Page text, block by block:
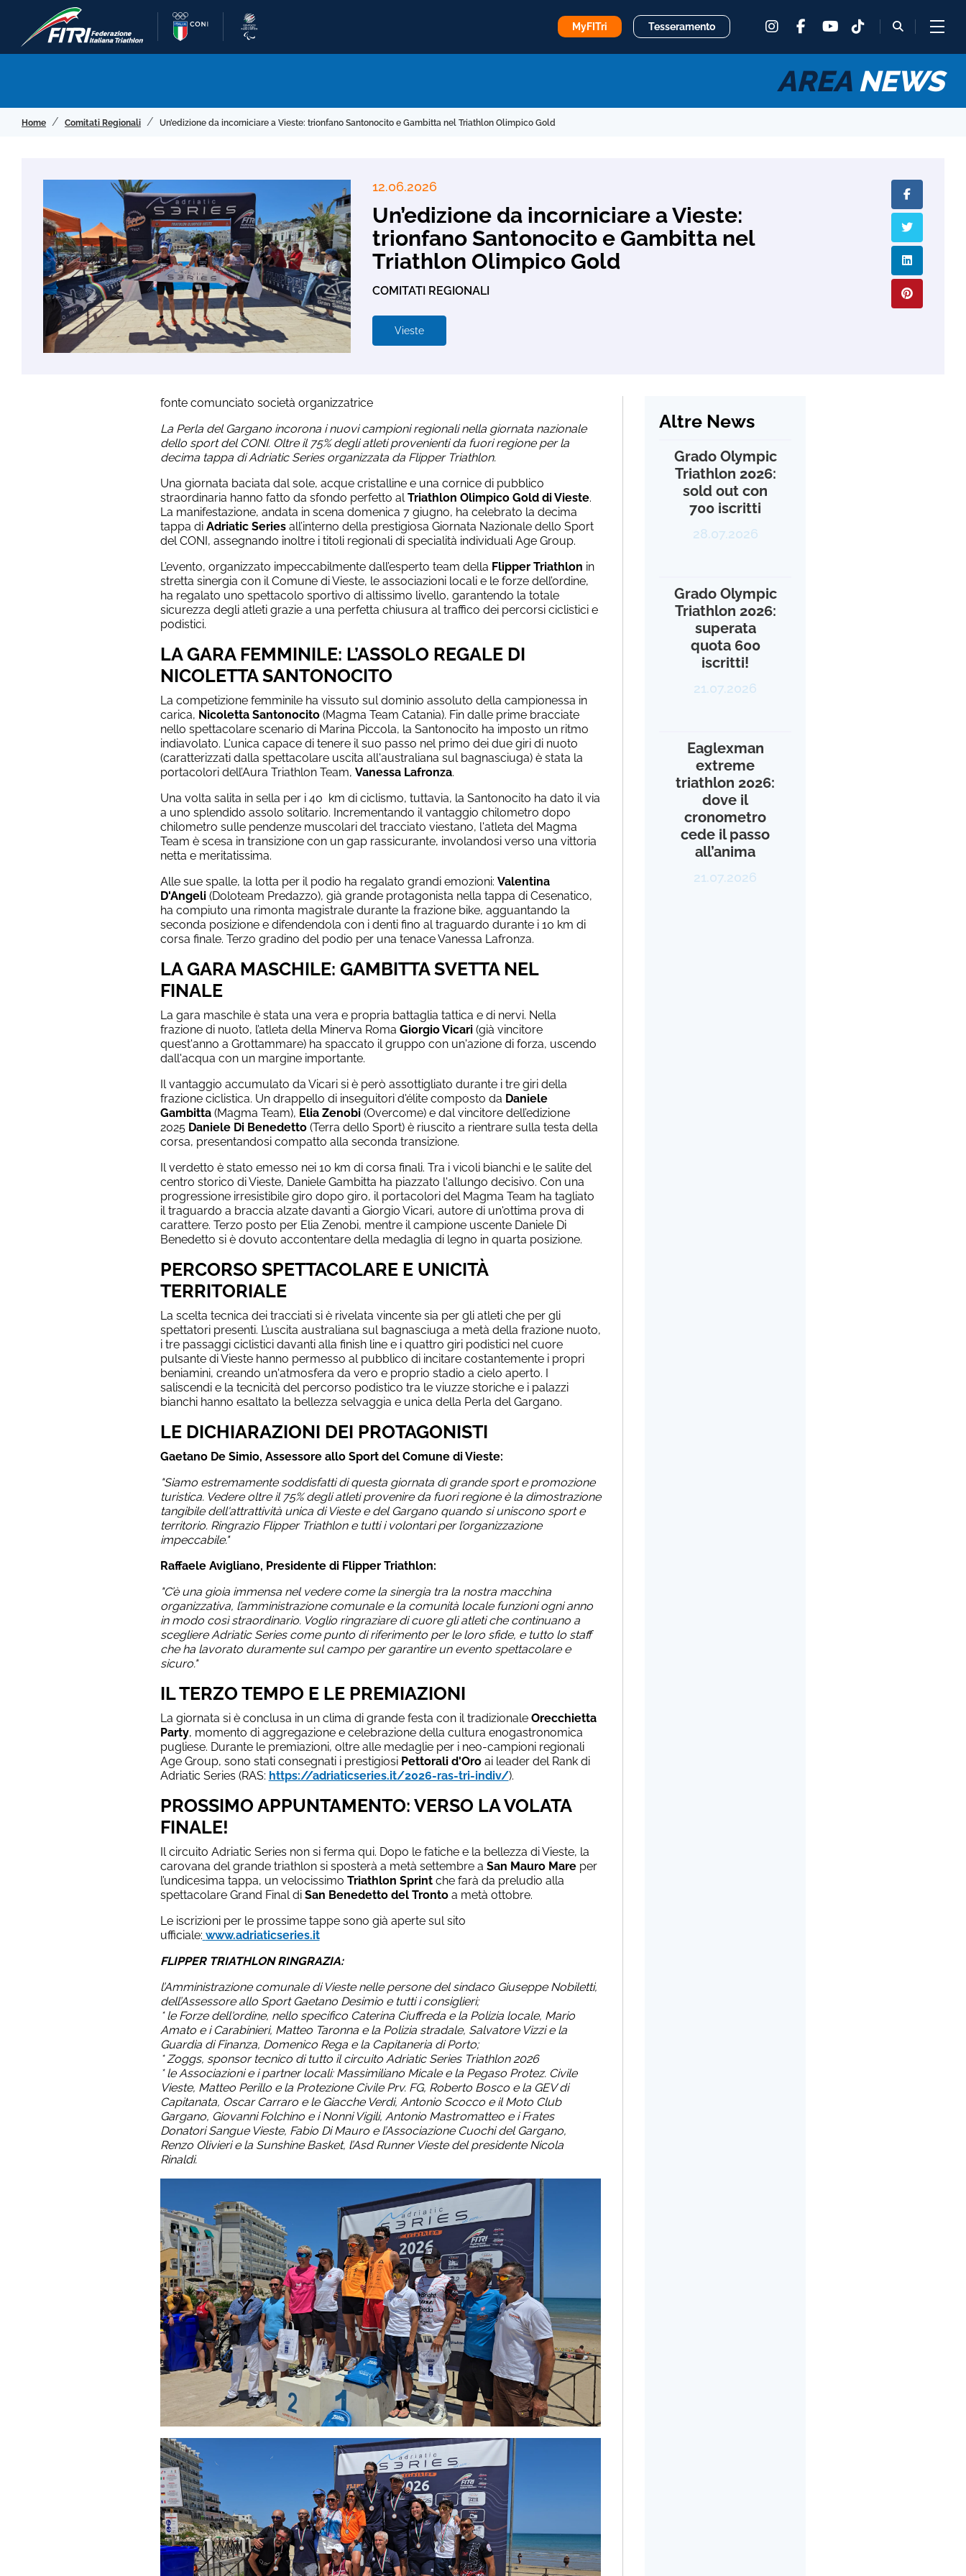
MyFITri Tesseramento instagram
facebooktiktok
glass
AREA NEWS
Home Comitati Regionali Un’edizione da incorniciare a Vieste: trionfano Santonocito e Gambitta nel Triathlon Olimpico Gold
12.06.2026
Un’edizione da incorniciare a Vieste:
trionfano Santonocito e Gambitta nel
Triathlon Olimpico Gold
COMITATI REGIONALI
Vieste
fonte comunciato società organizzatrice
La Perla del Gargano incorona i nuovi campioni regionali nella giornata nazionale
dello sport del CONI. Oltre il 75% degli atleti provenienti da fuori regione per la
decima tappa di Adriatic Series organizzata da Flipper Triathlon.
Una giornata baciata dal sole, acque cristalline e una cornice di pubblico
straordinaria hanno fatto da sfondo perfetto alTriathlon Olimpico Gold di Vieste.
La manifestazione, andata in scena domenica 7 giugno, ha celebrato la decima
tappa di Adriatic Seriesall’interno della prestigiosa Giornata Nazionale dello Sport
del CONI, assegnando inoltre i titoli regionali di specialità individuali Age Group.
L’evento, organizzato impeccabilmente dall’esperto team della Flipper Triathlon in
stretta sinergia con il Comune di Vieste, le associazioni locali e le forze dell’ordine,
ha regalato uno spettacolo sportivo di altissimo livello, garantendo la totale
sicurezza degli atleti grazie a una perfetta chiusura al traffico dei percorsi ciclistici e
podistici.
LA GARA FEMMINILE: L’ASSOLO REGALE DI
NICOLETTA SANTONOCITO
La competizione femminile ha vissuto sul dominio assoluto della campionessa in
carica, Nicoletta Santonocito(Magma Team Catania). Fin dalle prime bracciate
nello spettacolare scenario di Marina Piccola, la Santonocito ha imposto un ritmo
indiavolato. L'unica capace di tenere il suo passo nel primo dei due giri di nuoto
(caratterizzati dalla spettacolare uscita all'australiana sul bagnasciuga) è stata la
portacolori dell’Aura Triathlon Team, Vanessa Lafronza.
Una volta salita in sella per i 40 km di ciclismo, tuttavia, la Santonocito ha dato il via
a uno splendido assolo solitario. Incrementando il vantaggio chilometro dopo
chilometro sulle pendenze muscolari del tracciato viestano, l'atleta del Magma
Team è scesa in transizione con un gap rassicurante, involandosi verso una vittoria
netta e meritatissima.
Alle sue spalle, la lotta per il podio ha regalato grandi emozioni: Valentina
D'Angeli(Doloteam Predazzo), già grande protagonista nella tappa di Cesenatico,
ha compiuto una rimonta magistrale durante la frazione bike, agguantando la
seconda posizione e difendendola con i denti fino al traguardo durante i 10 km di
corsa finale. Terzo gradino del podio per una tenace Vanessa Lafronza.
LA GARA MASCHILE: GAMBITTA SVETTA NEL
FINALE
La gara maschile è stata una vera e propria battaglia tattica e di nervi. Nella
frazione di nuoto, l’atleta della Minerva Roma Giorgio Vicari(già vincitore
quest'anno a Grottammare) ha spaccato il gruppo con un'azione di forza, uscendo
dall'acqua con un margine importante.
Il vantaggio accumulato da Vicari si è però assottigliato durante i tre giri della
frazione ciclistica. Un drappello di inseguitori d'élite composto da Daniele
Gambitta(Magma Team), Elia Zenobi(Overcome) e dal vincitore dell’edizione
2025 Daniele Di Benedetto(Terra dello Sport) è riuscito a rientrare sulla testa della
corsa, presentandosi compatto alla seconda transizione.
Il verdetto è stato emesso nei 10 km di corsa finali. Tra i vicoli bianchi e le salite del
centro storico di Vieste, Daniele Gambitta ha piazzato l'allungo decisivo. Con una
progressione irresistibile giro dopo giro, il portacolori del Magma Team ha tagliato
il traguardo a braccia alzate davanti a Giorgio Vicari, autore di un'ottima prova di
carattere. Terzo posto per Elia Zenobi, mentre il campione uscente Daniele Di
Benedetto si è dovuto accontentare della medaglia di legno in quarta posizione.
PERCORSO SPETTACOLARE E UNICITÀ
TERRITORIALE
La scelta tecnica dei tracciati si è rivelata vincente sia per gli atleti che per gli
spettatori presenti. L’uscita australiana sul bagnasciuga a metà della frazione nuoto,
i tre passaggi ciclistici davanti alla finish line e i quattro giri podistici nel cuore
pulsante di Vieste hanno permesso al pubblico di incitare costantemente i propri
beniamini, creando un'atmosfera da vero e proprio stadio a cielo aperto. I
saliscendi e la tecnicità del percorso podistico tra le viuzze storiche e i palazzi
bianchi hanno esaltato la bellezza selvaggia e unica della Perla del Gargano.
LE DICHIARAZIONI DEI PROTAGONISTI
Gaetano De Simio, Assessore allo Sport del Comune di Vieste:
"Siamo estremamente soddisfatti di questa giornata di grande sport e promozione
turistica. Vedere oltre il 75% degli atleti provenire da fuori regione è la dimostrazione
tangibile dell'attrattività unica di Vieste e del Gargano quando si uniscono sport e
territorio. Ringrazio Flipper Triathlon e tutti i volontari per l’organizzazione
impeccabile."
Raffaele Avigliano, Presidente di Flipper Triathlon:
"C’è una gioia immensa nel vedere come la sinergia tra la nostra macchina
organizzativa, l’amministrazione comunale e la comunità locale funzioni ogni anno
in modo così straordinario. Voglio ringraziare di cuore gli atleti che continuano a
scegliere Adriatic Series come punto di riferimento per le loro sfide, e tutto lo staff
che ha lavorato duramente sul campo per garantire un evento spettacolare e
sicuro."
IL TERZO TEMPO E LE PREMIAZIONI
La giornata si è conclusa in un clima di grande festa con il tradizionale Orecchietta
Party, momento di aggregazione e celebrazione della cultura enogastronomica
pugliese. Durante le premiazioni, oltre alle medaglie per i neo-campioni regionali
Age Group, sono stati consegnati i prestigiosi Pettorali d'Oroai leader del Rank di
Adriatic Series (RAS: https://adriaticseries.it/2026-ras-tri-indiv/).
PROSSIMO APPUNTAMENTO: VERSO LA VOLATA
FINALE!
Il circuito Adriatic Series non si ferma qui. Dopo le fatiche e la bellezza di Vieste, la
carovana del grande triathlon si sposterà a metà settembre a San Mauro Mareper
l’undicesima tappa, un velocissimo Triathlon Sprintche farà da preludio alla
spettacolare Grand Final di San Benedetto del Trontoa metà ottobre.
Le iscrizioni per le prossime tappe sono già aperte sul sito
ufficiale: www.adriaticseries.it
FLIPPER TRIATHLON RINGRAZIA:
l’Amministrazione comunale di Vieste nelle persone del sindaco Giuseppe Nobiletti,
dell’Assessore allo Sport Gaetano Desimio e tutti i consiglieri;
* le Forze dell'ordine, nello specifico Caterina Ciuffreda e la Polizia locale, Mario
Amato e i Carabinieri, Matteo Taronna e la Polizia stradale, Salvatore Vizzi e la
Guardia di Finanza, Domenico Rega e la Capitaneria di Porto;
* Zoggs, sponsor tecnico di tutto il circuito Adriatic Series Triathlon 2026
* le Associazioni e i partner locali: Massimiliano Micale e la Pegaso Protez. Civile
Vieste, Matteo Perillo e la Protezione Civile Prv. FG, Roberto Bosco e la GEV di
Capitanata, Oscar Carraro e le Giacche Verdi, Antonio Scocco e il Moto Club
Gargano, Giovanni Folchino e i Nonni Vigili, Antonio Mastromatteo e i Frates
Donatori Sangue Vieste, Fabio Di Mauro e l’Associazione Cuochi del Gargano,
Renzo Olivieri e la Sunshine Basket, l’Asd Runner Vieste del presidente Nicola
Rinaldi.
Altre News
Grado Olympic
Triathlon 2026:
sold out con
700 iscritti
28.07.2026
Grado Olympic
Triathlon 2026:
superata
quota 600
iscritti!
21.07.2026
Eaglexman
extreme
triathlon 2026:
dove il
cronometro
cede il passo
all’anima
21.07.2026